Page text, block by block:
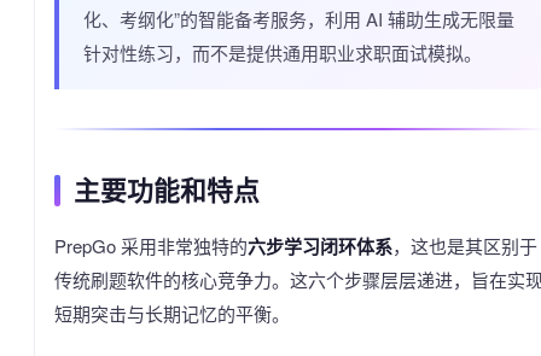
化、考纲化”的智能备考服务，利用 AI 辅助生成无限量
针对性练习，而不是提供通用职业求职面试模拟。
主要功能和特点
PrepGo 采用非常独特的六步学习闭环体系，这也是其区别于
传统刷题软件的核心竞争力。这六个步骤层层递进，旨在实
短期突击与长期记忆的平衡。